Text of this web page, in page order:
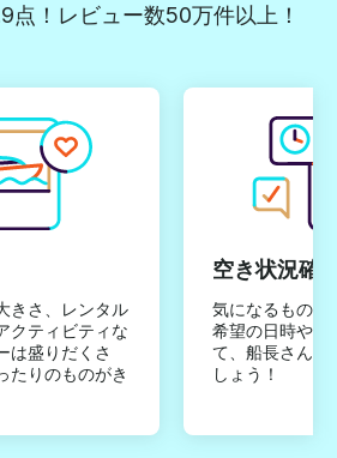
点！レビュー数50万件以上！
きさ、レンタル
クティビティな
は盛りだくさ
たりのものがき
空き状況確
気になるものは
希望の日時やご
て、船長さんか
しょう！